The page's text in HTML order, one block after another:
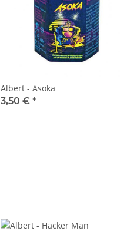
Albert - Asoka
3,50 € *